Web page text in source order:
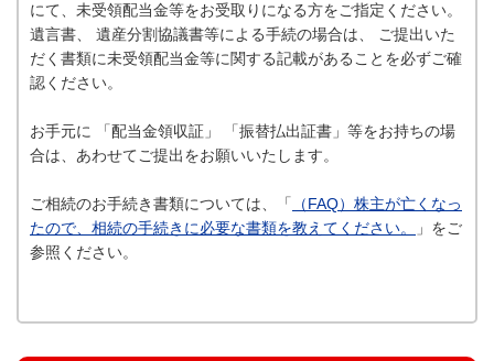
にて、未受領配当金等をお受取りになる方をご指定ください。
遺言書、 遺産分割協議書等による手続の場合は、 ご提出いた
だく書類に未受領配当金等に関する記載があることを必ずご確
認ください。
お手元に 「配当金領収証」 「振替払出証書」等をお持ちの場
合は、あわせてご提出をお願いいたします。
ご相続のお手続き書類については、「
（FAQ）株主が亡くなっ
たので、相続の手続きに必要な書類を教えてください。
」をご
参照ください。